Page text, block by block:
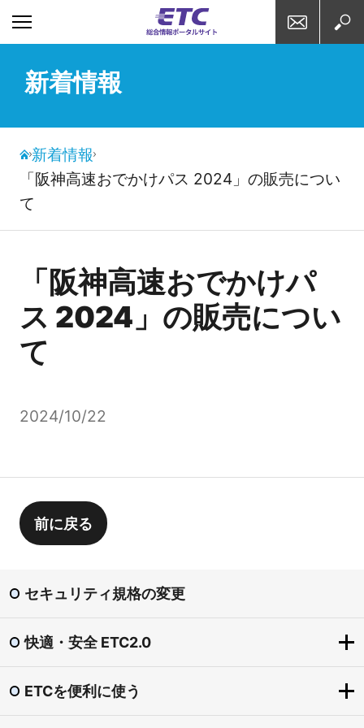
新着情報
新着情報
「阪神高速おでかけパス 2024」の販売につい
て
「阪神高速おでかけパ
ス 2024」の販売につい
て
2024/10/22
前に戻る
セキュリティ規格の変更
快適・安全 ETC2.0
快適・安全 ETC2.0
ETCを便利に使う